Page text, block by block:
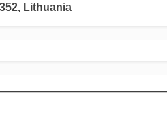
Lithuania